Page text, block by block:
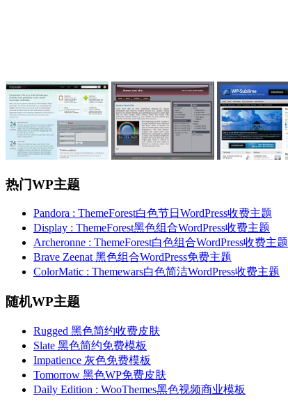
热门WP主题
Pandora : ThemeForest白色节日WordPress收费主题
Display : ThemeForest黑色组合WordPress收费主题
Archeronne : ThemeForest白色组合WordPress收费主题
Brave Zeenat 黑色组合WordPress免费主题
ColorMatic : Themewars白色简洁WordPress收费主题
随机WP主题
Rugged 黑色简约收费皮肤
Slate 黑色简约免费模板
Impatience 灰色免费模板
Tomorrow 黑色WP免费皮肤
Daily Edition : WooThemes黑色视频商业模板